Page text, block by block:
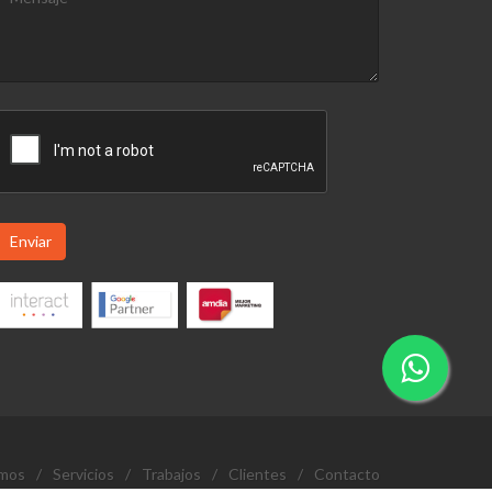
Enviar
/ Servicios / Trabajos / Clientes / Contacto